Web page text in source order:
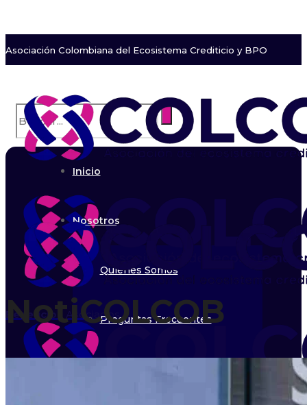
Asociación Colombiana del Ecosistema Crediticio y BPO
Beneficios Asociados
Inicio
Nosotros
Quiénes Somos
Preguntas Frecuentes
NotiCOLCOB